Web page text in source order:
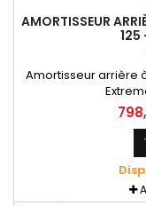
AMORTISSEUR
125
Amortisseur arrière